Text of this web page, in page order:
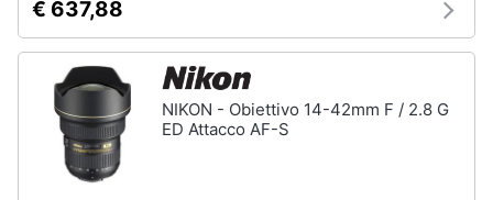
€ 637,88
NIKON - Obiettivo 14-42mm F / 2.8 G
ED Attacco AF-S